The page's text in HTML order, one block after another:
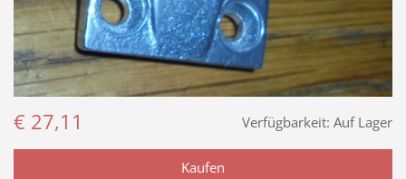
Verfügbarkeit: Auf Lager
€ 27,11